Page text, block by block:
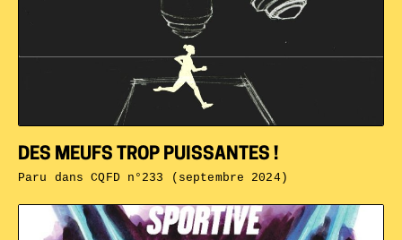
DES MEUFS TROP PUISSANTES !
Paru dansCQFD n°233 (septembre 2024)